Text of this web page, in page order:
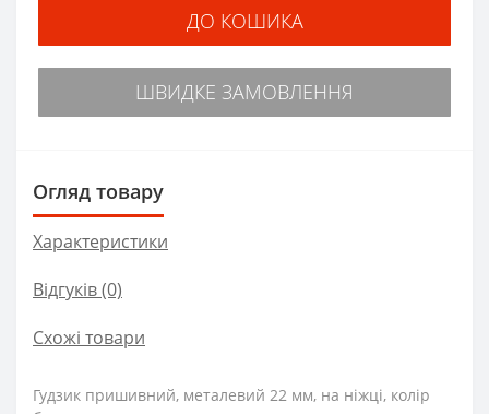
ДО КОШИКА
ШВИДКЕ ЗАМОВЛЕННЯ
Огляд товару
Характеристики
Відгуків (0)
Схожі товари
Гудзик пришивний, металевий 22 мм, на ніжці, колір